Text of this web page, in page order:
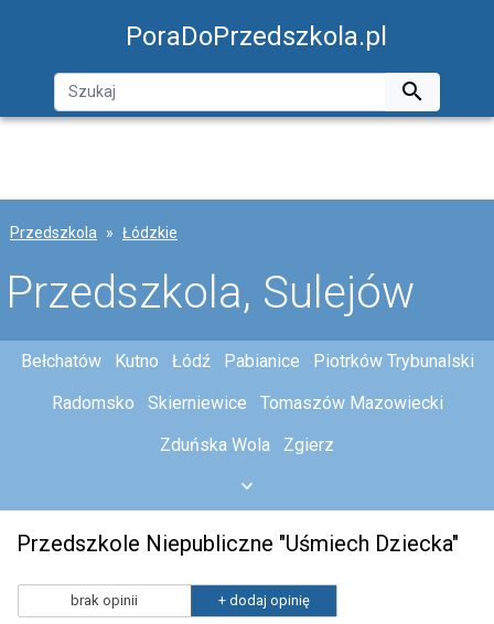
PoraDoPrzedszkola.pl

Przedszkola Łódzkie
Przedszkola, Sulejów
Bełchatów Kutno Łódź Pabianice
Piotrków Trybunalski
Radomsko
Skierniewice
Tomaszów Mazowiecki
Zduńska Wola
Zgierz
Przedszkole Niepubliczne "Uśmiech Dziecka"
brak opinii + dodaj opinię